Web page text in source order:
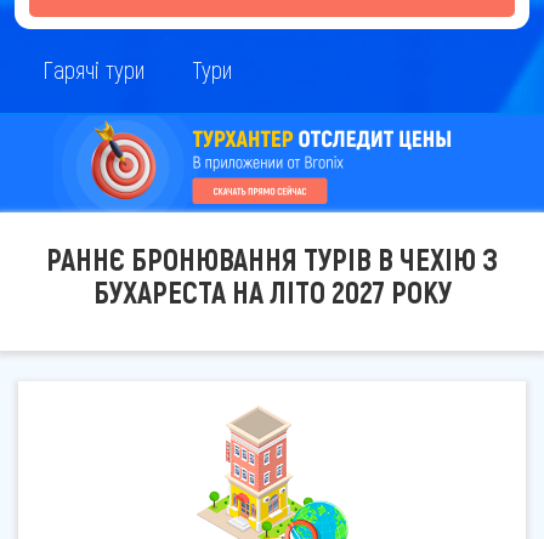
Гарячі тури Тури
РАННЄ БРОНЮВАННЯ ТУРІВ В ЧЕХІЮ З
БУХАРЕСТА НА ЛІТО 2027 РОКУ